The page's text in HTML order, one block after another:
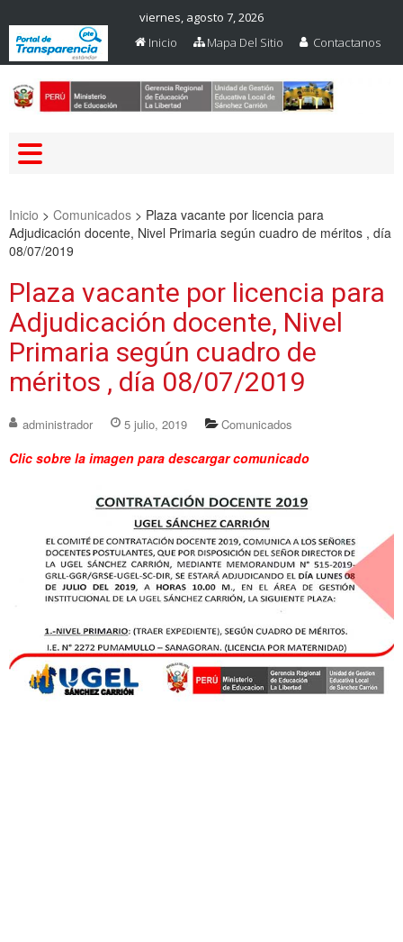
viernes, agosto 7, 2026
Inicio
Mapa Del Sitio Contactanos
Inicio > Comunicados > Plaza vacante por licencia para
Adjudicación docente, Nivel Primaria según cuadro de méritos , día
08/07/2019
Plaza vacante por licencia para
Adjudicación docente, Nivel
Primaria según cuadro de
méritos , día 08/07/2019
administrador 5 julio, 2019 Comunicados
Clic sobre la imagen para descargar comunicado